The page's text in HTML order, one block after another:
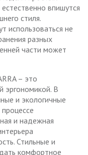
впишутся
стиля.
использоваться не
разных
части может
– это
эргономикой. В
и экологичные
и надежная
Стильные и
комфортное